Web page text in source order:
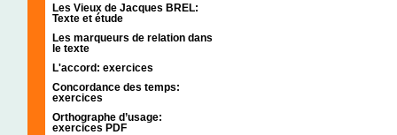
Les Vieux de Jacques BREL:
Texte et étude
Les marqueurs de relation dans
le texte
L'accord: exercices
Concordance des temps:
exercices
Orthographe d’usage:
exercices PDF